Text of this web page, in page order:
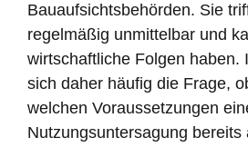
Bauaufsichtsbehörden. Sie
regelmäßig unmittelbar und
wirtschaftliche Folgen haben.
sich daher häufig die Frage,
welchen Voraussetzungen
Nutzungsuntersagung bereits